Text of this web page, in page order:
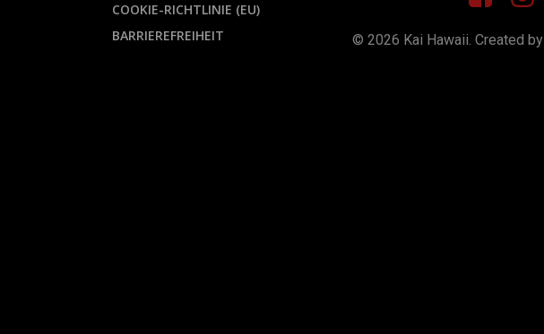
COOKIE-RICHTLINIE (EU)
BARRIEREFREIHEIT
© 2026 Kai Hawaii. Created by